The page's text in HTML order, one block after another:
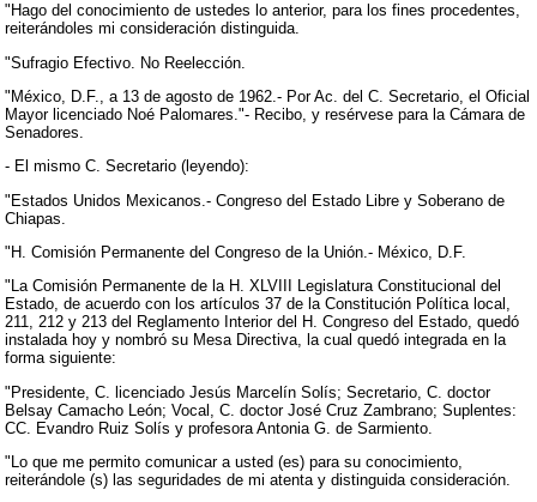
"Hago del conocimiento de ustedes lo anterior, para los fines procedentes,
reiterándoles mi consideración distinguida.
"Sufragio Efectivo. No Reelección.
"México, D.F., a 13 de agosto de 1962.- Por Ac. del C. Secretario, el Oficial
Mayor licenciado Noé Palomares."- Recibo, y resérvese para la Cámara de
Senadores.
- El mismo C. Secretario (leyendo):
"Estados Unidos Mexicanos.- Congreso del Estado Libre y Soberano de
Chiapas.
"H. Comisión Permanente del Congreso de la Unión.- México, D.F.
"La Comisión Permanente de la H. XLVIII Legislatura Constitucional del
Estado, de acuerdo con los artículos 37 de la Constitución Política local,
211, 212 y 213 del Reglamento Interior del H. Congreso del Estado, quedó
instalada hoy y nombró su Mesa Directiva, la cual quedó integrada en la
forma siguiente:
"Presidente, C. licenciado Jesús Marcelín Solís; Secretario, C. doctor
Belsay Camacho León; Vocal, C. doctor José Cruz Zambrano; Suplentes:
CC. Evandro Ruiz Solís y profesora Antonia G. de Sarmiento.
"Lo que me permito comunicar a usted (es) para su conocimiento,
reiterándole (s) las seguridades de mi atenta y distinguida consideración.